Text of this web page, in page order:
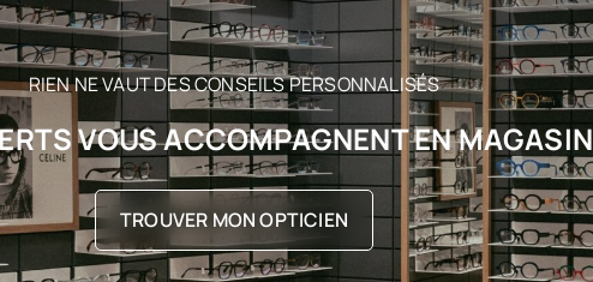
RIEN NE VAUT DES CONSEILS PERSONNALISÉS
VOUS ACCOMPAGNENT EN MAGASIN
TROUVER MON OPTICIEN